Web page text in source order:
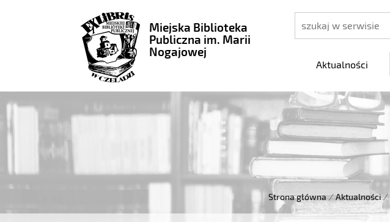
Miejska Biblioteka
Publiczna im. Marii
Nogajowej
szukaj
Aktualności
Strona główna / Aktualności /